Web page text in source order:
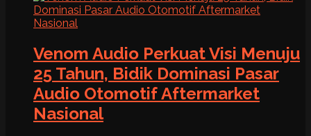
Venom Audio Perkuat Visi Menuju
25 Tahun, Bidik Dominasi Pasar
Audio Otomotif Aftermarket
Nasional